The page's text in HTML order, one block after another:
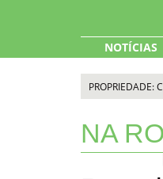
NOTÍCIAS
PROPRIEDADE:
NA